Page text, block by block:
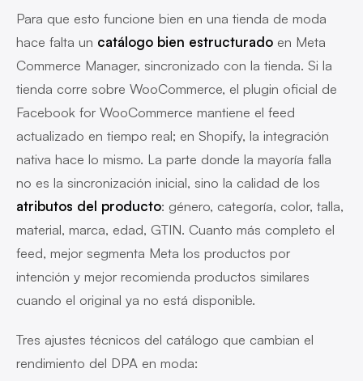
Para que esto funcione bien en una tienda de moda
hace falta un catálogo bien estructurado en Meta
Commerce Manager, sincronizado con la tienda. Si la
tienda corre sobre WooCommerce, el plugin oficial de
Facebook for WooCommerce mantiene el feed
actualizado en tiempo real; en Shopify, la integración
nativa hace lo mismo. La parte donde la mayoría falla
no es la sincronización inicial, sino la calidad de los
atributos del producto: género, categoría, color, talla,
material, marca, edad, GTIN. Cuanto más completo el
feed, mejor segmenta Meta los productos por
intención y mejor recomienda productos similares
cuando el original ya no está disponible.
Tres ajustes técnicos del catálogo que cambian el
rendimiento del DPA en moda: